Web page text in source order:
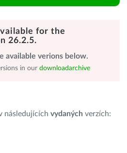
for the
26.2.5.
available verions below.
in our downloadarchive
následujících vydaných verzích: